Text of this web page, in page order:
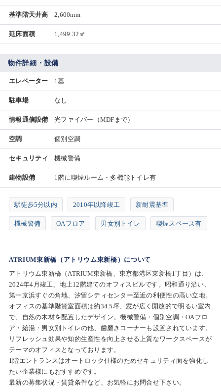
基準階天井高 2,600mm
延床面積 1,499.32㎡
物件詳細・設備
エレベーター 1基
駐車場 なし
情報通信設備 光ファイバー（MDFまで）
空調 個別空調
セキュリティ 機械警備
建物設備 1階に喫煙ルーム・多機能トイレ有
駅徒歩5分以内 2010年以降竣工 新耐震基準
機械警備 OAフロア 男女別トイレ 喫煙スペース有
ATRIUM東新橋（アトリウム東新橋）について
アトリウム東新橋（ATRIUM東新橋、東京都港区東新橋1丁目）は、
2024年4月竣工、地上12階建てのオフィスビルです。昭和通り沿い、
第一京浜すぐの角地、汐留シティセンター至近の利便性の高い立地。
オフィスの基準階貸室面積は約34.5坪、窓が広く開放的で明るい室内
で、自然の木材を配置したデザイン。機械警備・個別空調・OAフロ
ア・給湯・男女別トイレの他、歯磨きコーナーも設置されています。
リフレッシュ効果や知的生産性を向上させる上質なワークスペースが
テーマのオフィスとなっております。
1階エントランスはオートロック仕様のためセキュリティ面を強化し
たい企業様にもおすすめです。
最新の募集状況・賃貸条件など、お気軽にお問合せ下さい。